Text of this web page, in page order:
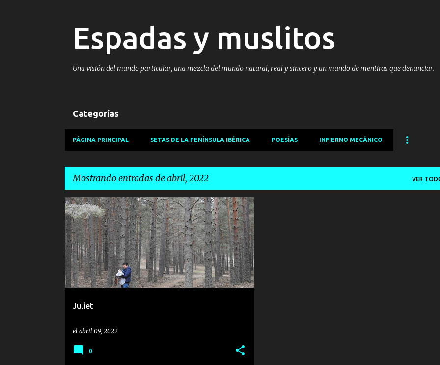
Espadas y muslitos
Una visión del mundo particular, una mezcla del mundo natural, real y sincero y un mundo de mentiras que denunciar.
Categorías
PÁGINA PRINCIPAL SETAS DE LA PENÍNSULA IBÉRICA POESÍAS INFIERNO MECÁNICO
Mostrando entradas de abril, 2022 VER
E
n
t
r
a
d
Juliet
el abril 09, 2022
MIS COSAS POESIA SOBRE MI
0